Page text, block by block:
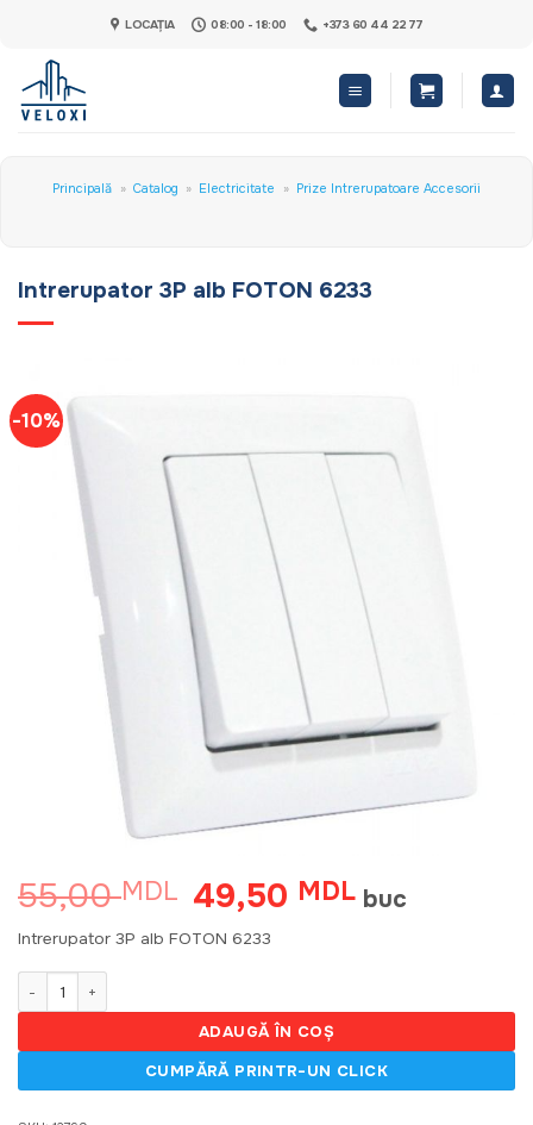
content
LOCAȚIA 08:00 - 18:00 +373 60 44 22 77
Principală » Catalog » Electricitate » Prize Intrerupatoare Accesorii
Intrerupator 3P alb FOTON 6233
-10%
55,00MDL Prețul
inițial
a
49,50 MDLPrețul
curent
buc
Intrerupator 3P alb FOTON 6233
ADAUGĂ ÎN COȘ